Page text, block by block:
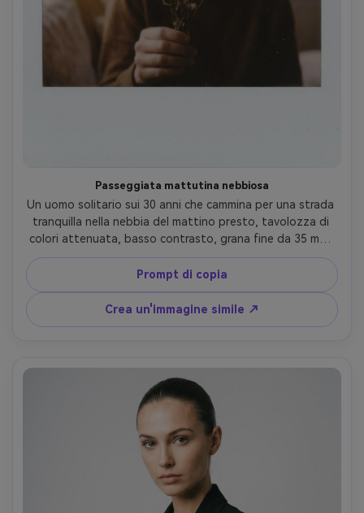
Passeggiata mattutina nebbiosa
Un uomo solitario sui 30 anni che cammina per una strada
tranquilla nella nebbia del mattino presto, tavolozza di
colori attenuata, basso contrasto, grana fine da 35 mm,
vignettatura sottile, highlights morbidi, scattato su Leica
M6, obiettivo da 50 mm, composizione verticale con linee
principali, umore introspettivo calmo, atmosfera realistica
e profondità-AR 4:5
Prompt di copia
Crea un'immagine simile ↗